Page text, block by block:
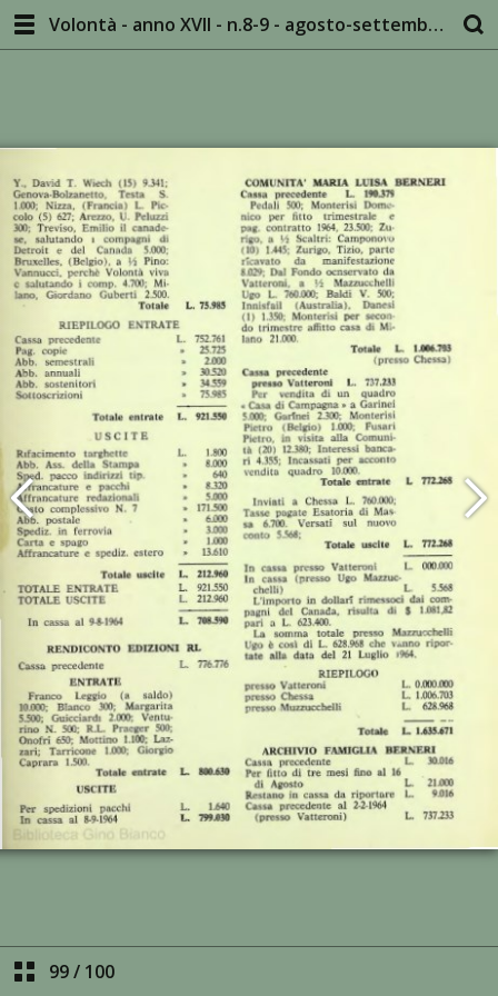
Volontà - anno XVII - n.8-9 - agosto-settembre 1964
99/ 100